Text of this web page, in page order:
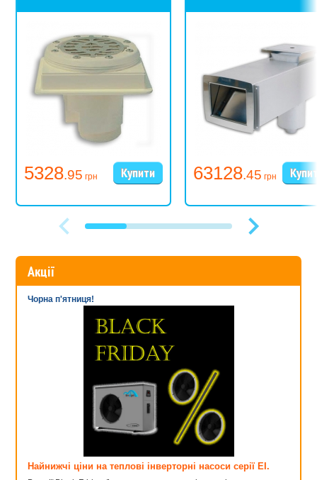
5328.95 грн 63128.45 грн
Акції
Чорна п'ятниця!
Найнижчі ціни на теплові інверторні насоси серії EI.